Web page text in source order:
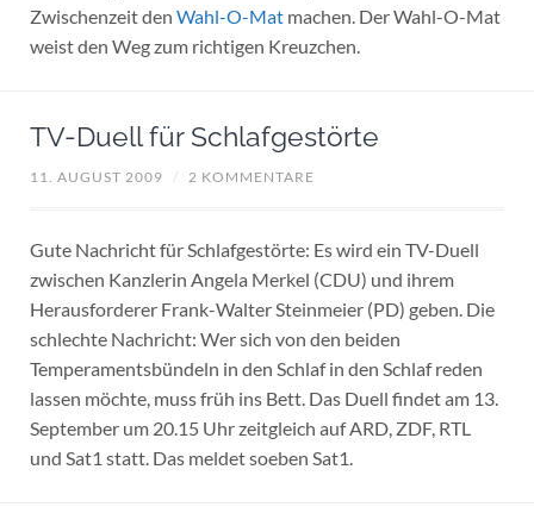
Zwischenzeit den Wahl-O-Matmachen. Der Wahl-O-Mat
weist den Weg zum richtigen Kreuzchen.
TV-Duell für Schlafgestörte
11. AUGUST 2009 / 2 KOMMENTARE
Gute Nachricht für Schlafgestörte: Es wird ein TV-Duell
zwischen Kanzlerin Angela Merkel (CDU) und ihrem
Herausforderer Frank-Walter Steinmeier (PD) geben. Die
schlechte Nachricht: Wer sich von den beiden
Temperamentsbündeln in den Schlaf in den Schlaf reden
lassen möchte, muss früh ins Bett. Das Duell findet am 13.
September um 20.15 Uhr zeitgleich auf ARD, ZDF, RTL
und Sat1 statt. Das meldet soeben Sat1.